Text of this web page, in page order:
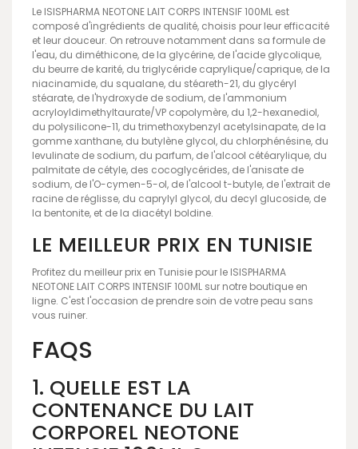
Le ISISPHARMA NEOTONE LAIT CORPS INTENSIF 100ML est
composé d'ingrédients de qualité, choisis pour leur efficacité
et leur douceur. On retrouve notamment dans sa formule de
l'eau, du diméthicone, de la glycérine, de l'acide glycolique,
du beurre de karité, du triglycéride caprylique/caprique, de la
niacinamide, du squalane, du stéareth-21, du glycéryl
stéarate, de l'hydroxyde de sodium, de l'ammonium
acryloyldimethyltaurate/VP copolymère, du 1,2-hexanediol,
du polysilicone-11, du trimethoxybenzyl acetylsinapate, de la
gomme xanthane, du butylène glycol, du chlorphénésine, du
levulinate de sodium, du parfum, de l'alcool cétéarylique, du
palmitate de cétyle, des cocoglycérides, de l'anisate de
sodium, de l'O-cymen-5-ol, de l'alcool t-butyle, de l'extrait de
racine de réglisse, du caprylyl glycol, du decyl glucoside, de
la bentonite, et de la diacétyl boldine.
LE MEILLEUR PRIX EN TUNISIE
Profitez du meilleur prix en Tunisie pour le ISISPHARMA
NEOTONE LAIT CORPS INTENSIF 100ML sur notre boutique en
ligne. C'est l'occasion de prendre soin de votre peau sans
vous ruiner.
FAQS
1. QUELLE EST LA
CONTENANCE DU LAIT
CORPOREL NEOTONE